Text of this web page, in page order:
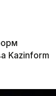
Kazinform